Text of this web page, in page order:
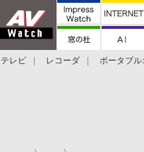
テレビ レコーダ ポータブル